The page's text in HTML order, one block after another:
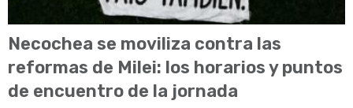
Necochea se moviliza contra las
reformas de Milei: los horarios y puntos
de encuentro de la jornada